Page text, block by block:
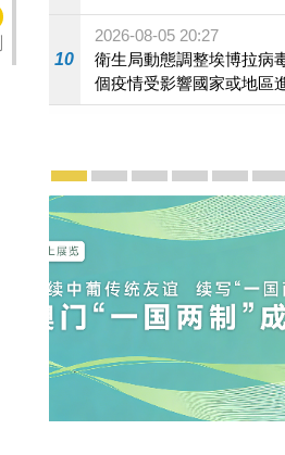
10
2026-08-05 20:27
衛生局動態調整埃博拉病
個疫情受影響國家或地區
施
宣傳及推廣
賡續中葡傳統友誼 續寫
澳門名片集
行政長官岑浩
施政特寫
澳門